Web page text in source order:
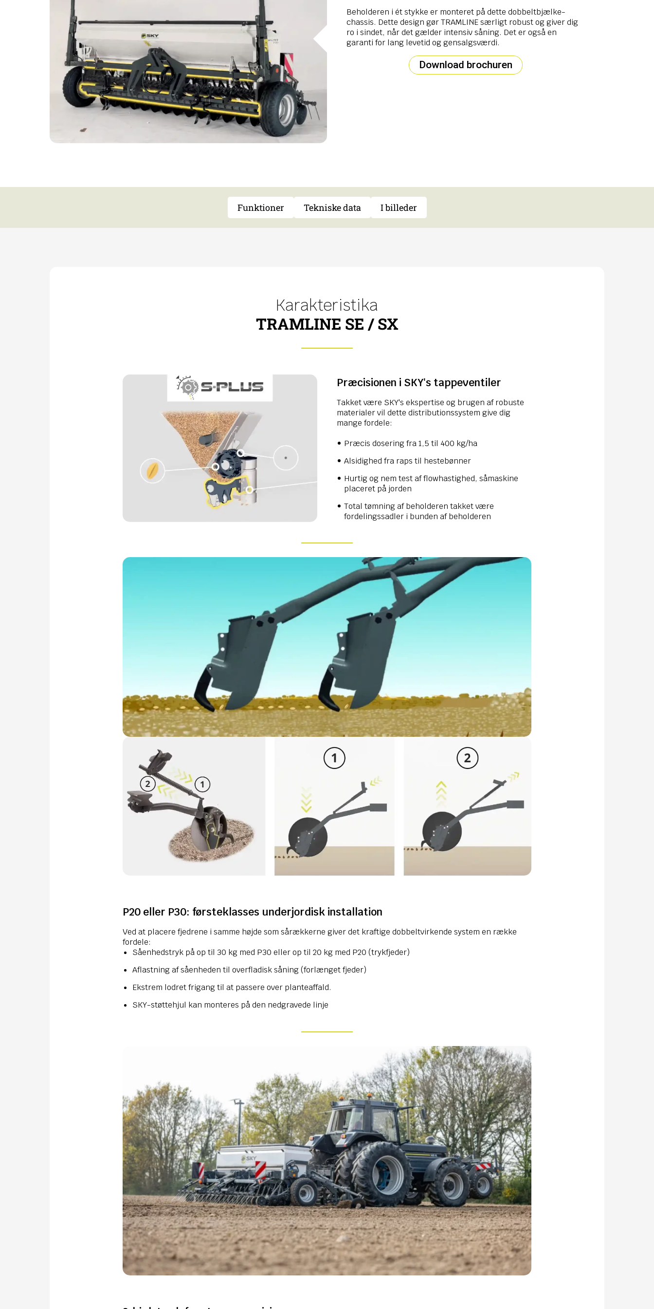
Beholderen i ét stykke er monteret på dette dobbeltbjælke-
chassis. Dette design gør TRAMLINE særligt robust og giver dig
ro i sindet, når det gælder intensiv såning. Det er også en
garanti for lang levetid og gensalgsværdi.
Download brochuren
Funktioner Tekniske data I billeder
Karakteristika
TRAMLINE SE / SX
Præcisionen i SKY's tappeventiler
Takket være SKY's ekspertise og brugen af robuste
materialer vil dette distributionssystem give dig
mange fordele:
Præcis dosering fra 1,5 til 400 kg/ha
Alsidighed fra raps til hestebønner
Hurtig og nem test af flowhastighed, såmaskine
placeret på jorden
Total tømning af beholderen takket være
fordelingssadler i bunden af beholderen
P20 eller P30: førsteklasses underjordisk installation
Ved at placere fjedrene i samme højde som sårækkerne giver det kraftige dobbeltvirkende system en række
fordele:
Såenhedstryk på op til 30 kg med P30 eller op til 20 kg med P20 (trykfjeder)
Aflastning af såenheden til overfladisk såning (forlænget fjeder)
Ekstrem lodret frigang til at passere over planteaffald.
SKY-støttehjul kan monteres på den nedgravede linje